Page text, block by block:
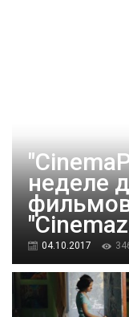
неделе
04.10.2017